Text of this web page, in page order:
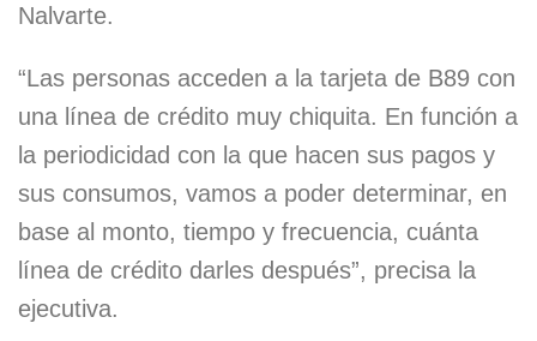
Nalvarte.
“Las personas acceden a la tarjeta de B89 con
una línea de crédito muy chiquita. En función a
la periodicidad con la que hacen sus pagos y
sus consumos, vamos a poder determinar, en
base al monto, tiempo y frecuencia, cuánta
línea de crédito darles después”, precisa la
ejecutiva.